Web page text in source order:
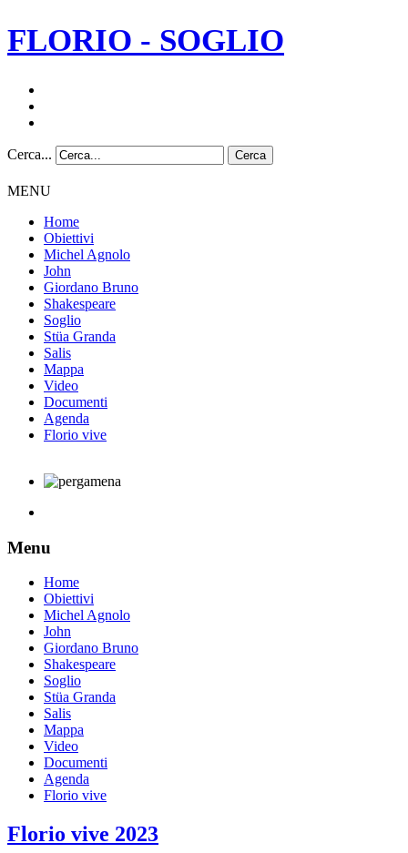
FLORIO - SOGLIO
Cerca... Cerca
MENU
Home
Obiettivi
Michel Agnolo
John
Giordano Bruno
Shakespeare
Soglio
Stüa Granda
Salis
Mappa
Video
Documenti
Agenda
Florio vive
Menu
Home
Obiettivi
Michel Agnolo
John
Giordano Bruno
Shakespeare
Soglio
Stüa Granda
Salis
Mappa
Video
Documenti
Agenda
Florio vive
Florio vive 2023